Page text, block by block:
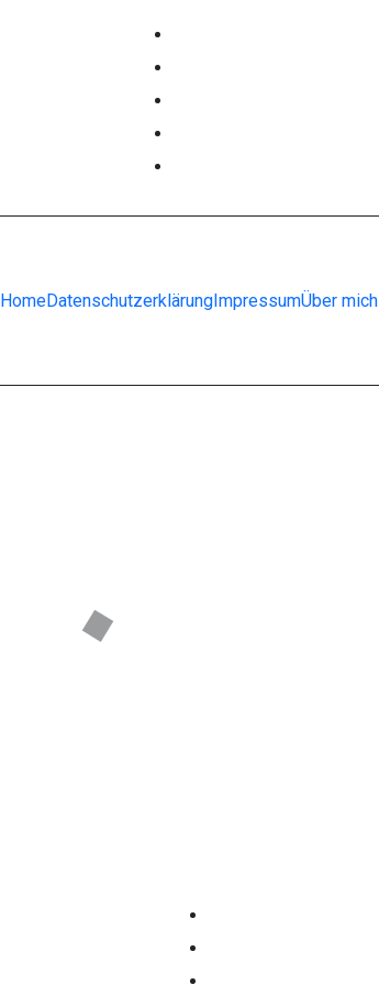
HomeDatenschutzerklärungImpressumÜber mich